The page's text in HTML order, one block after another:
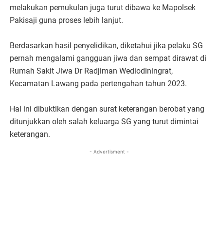
melakukan pemukulan juga turut dibawa ke Mapolsek
Pakisaji guna proses lebih lanjut.
Berdasarkan hasil penyelidikan, diketahui jika pelaku SG
pernah mengalami gangguan jiwa dan sempat dirawat di
Rumah Sakit Jiwa Dr Radjiman Wediodiningrat,
Kecamatan Lawang pada pertengahan tahun 2023.
Hal ini dibuktikan dengan surat keterangan berobat yang
ditunjukkan oleh salah keluarga SG yang turut dimintai
keterangan.
- Advertisment -